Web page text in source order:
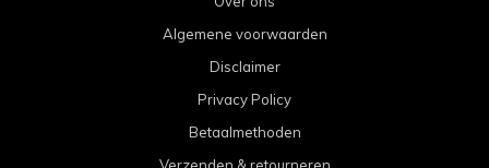
Algemene voorwaarden
Disclaimer
Privacy Policy
Betaalmethoden
Verzenden & retourneren